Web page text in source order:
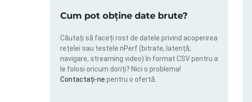
Cum pot obține date brute?
Căutați să faceți rost de datele privind acoperirea
rețelei sau testele nPerf (bitrate, latență,
navigare, streaming video) în format CSV pentru a
le folosi oricum doriți? Nici o problema!
Contactați-ne pentru o ofertă.